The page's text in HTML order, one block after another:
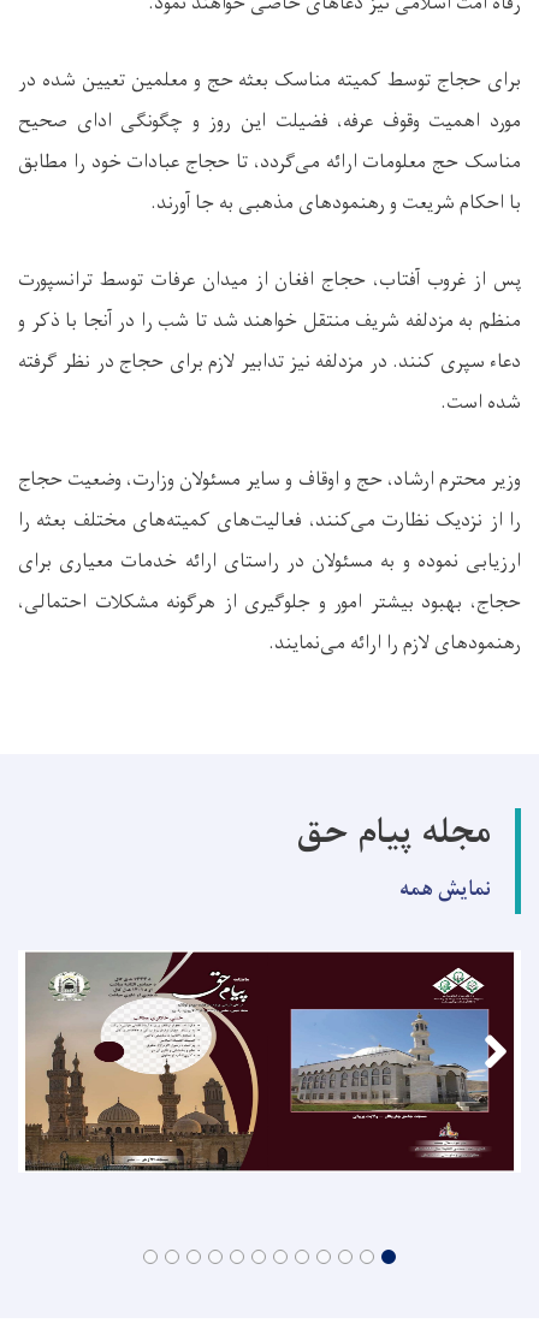
برای حجاج توسط کمیته مناسک بعثه حج و معلمین تعیین‌ شده در
مورد اهمیت وقوف عرفه، فضیلت این روز و چگونگی ادای صحیح
مناسک حج معلومات ارائه می‌گردد، تا حجاج عبادات خود را مطابق
با احکام شریعت و رهنمودهای مذهبی به‌ جا آورند.
پس از غروب آفتاب، حجاج افغان از میدان عرفات توسط ترانسپورت
منظم به مزدلفه شریف منتقل خواهند شد تا شب را در آنجا با ذکر و
دعاء سپری کنند. در مزدلفه نیز تدابیر لازم برای حجاج در نظر گرفته
شده است.
وزیر محترم ارشاد، حج و اوقاف و سایر مسئولان وزارت، وضعیت حجاج
را از نزدیک نظارت می‌کنند، فعالیت‌های کمیته‌های مختلف بعثه را
ارزیابی نموده و به مسئولان در راستای ارائه خدمات معیاری برای
حجاج، بهبود بیشتر امور و جلوگیری از هرگونه مشکلات احتمالی،
رهنمودهای لازم را ارائه می‌نمایند.
مجله پیام حق
نمایش همه